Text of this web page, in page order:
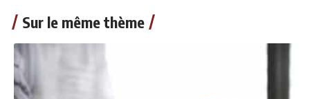
Sur le même thème